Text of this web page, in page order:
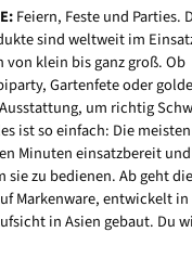
Feiern, Feste und Parties.
sind weltweit im
von klein bis ganz groß. Ob
Gartenfete oder
um richtig
ist so einfach: Die
Minuten einsatzbereit
sie zu bedienen. Ab geht
Markenware, entwickelt
in Asien gebaut. Du